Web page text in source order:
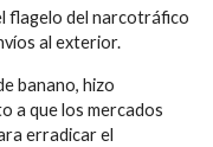
flagelo del narcotráfico
al exterior.
banano, hizo
a que los mercados
erradicar el